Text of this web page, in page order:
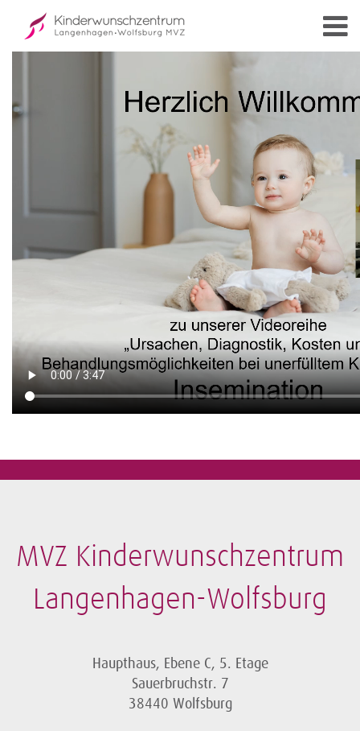
MVZ Kinderwunschzentrum
Langenhagen-Wolfsburg
Haupthaus, Ebene C, 5. Etage
Sauerbruchstr. 7
38440 Wolfsburg